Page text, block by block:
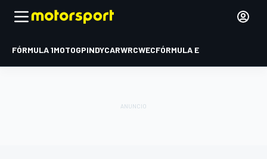
FÓRMULA 1MOTOGPINDYCARWRCWECFÓRMULA E